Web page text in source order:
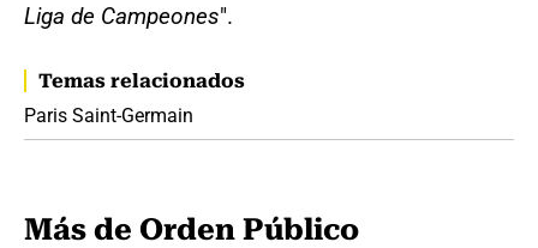
Liga de Campeones".
Temas relacionados
Paris Saint-Germain
Más de Orden Público